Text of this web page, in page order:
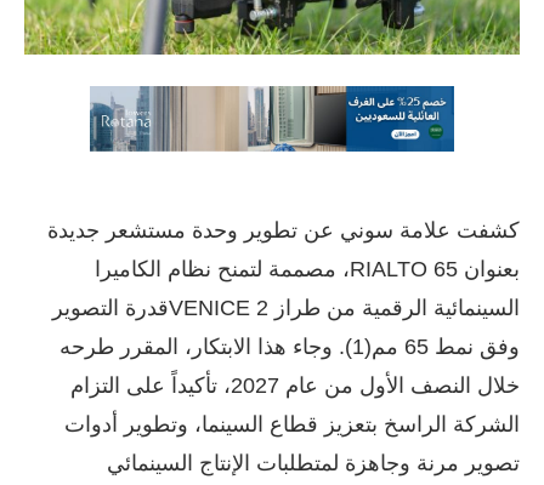
كشفت علامة سوني عن تطوير وحدة مستشعر جديدة
بعنوان RIALTO 65، مصممة لتمنح نظام الكاميرا
السينمائية الرقمية من طراز VENICE 2قدرة التصوير
وفق نمط 65 مم(1). وجاء هذا الابتكار، المقرر طرحه
خلال النصف الأول من عام 2027، تأكيداً على التزام
الشركة الراسخ بتعزيز قطاع السينما، وتطوير أدوات
تصوير مرنة وجاهزة لمتطلبات الإنتاج السينمائي